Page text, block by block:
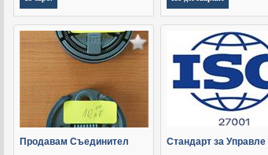
Продавам Съединител Стандарт за Управле